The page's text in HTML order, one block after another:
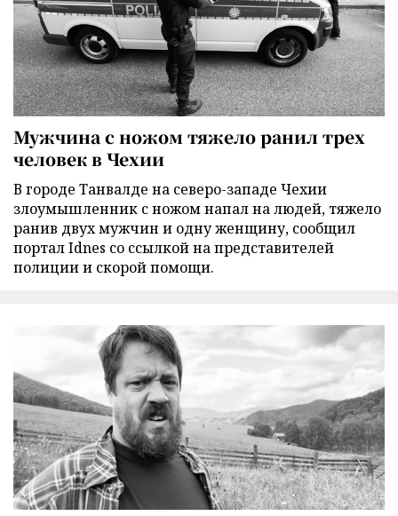
Мужчина с ножом тяжело ранил трех
человек в Чехии
В городе Танвалде на северо-западе Чехии
злоумышленник с ножом напал на людей, тяжело
ранив двух мужчин и одну женщину, сообщил
портал Idnes со ссылкой на представителей
полиции и скорой помощи.